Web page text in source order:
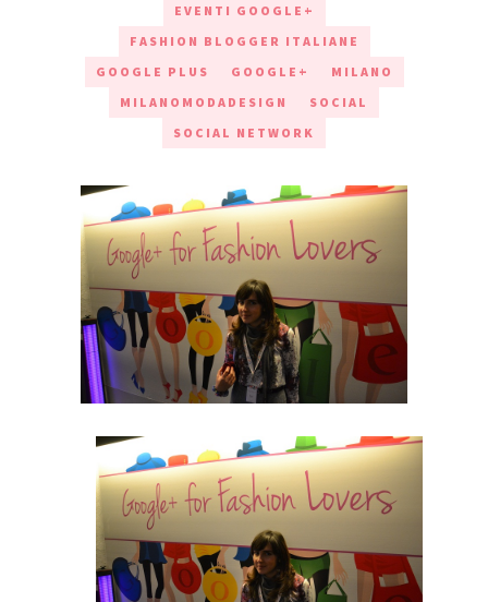
EVENTI GOOGLE+
FASHION BLOGGER ITALIANE
GOOGLE PLUS
GOOGLE+
MILANO
MILANOMODADESIGN
SOCIAL
SOCIAL NETWORK